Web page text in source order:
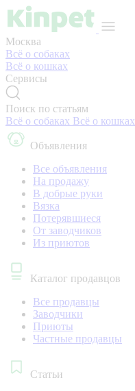
Москва
Всё о собаках
Всё о кошках
Сервисы
Поиск по статьям
Всё о собаках Всё о кошках
Объявления
Все объявления
На продажу
В добрые руки
Вязка
Потерявшиеся
От заводчиков
Из приютов
Каталог продавцов
Все продавцы
Заводчики
Приюты
Частные продавцы
Статьи